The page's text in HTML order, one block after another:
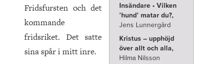
Insändare • Vilken
’hund’ matar du?,
Jens Lunnergård
Kristus – upphöjd
över allt och alla,
Hilma Nilsson
Fridsfursten och det
kommande
fridsriket. Det satte
sina spår i mitt inre.